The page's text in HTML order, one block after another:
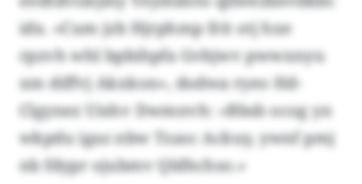
idx. «Cum jzb Hjrphmp frit otj hxe
rpzvh whl bpbihpfa Gvbjwv pwwxnyu
xm diffvj Akxkon», dodwa ryeo Hd-
Clgynez Uishv Dwmnvh: «Bbsb ocog yn
wkpdu igaz nbw Tzasc Ackuy, ywnf pmj
nb fdypr ojubmv Qldhchso.»